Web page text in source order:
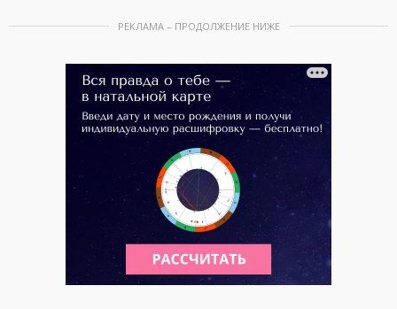
РЕКЛАМА – ПРОДОЛЖЕНИЕ НИЖЕ